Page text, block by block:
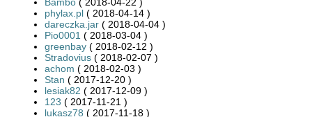
phylax.pl ( 2018-04-14 )
dareczka.jar ( 2018-04-04 )
Pio0001 ( 2018-03-04 )
greenbay ( 2018-02-12 )
Stradovius ( 2018-02-07 )
achom ( 2018-02-03 )
Stan ( 2017-12-20 )
lesiak82 ( 2017-12-09 )
123 ( 2017-11-21 )
lukasz78 ( 2017-11-18 )